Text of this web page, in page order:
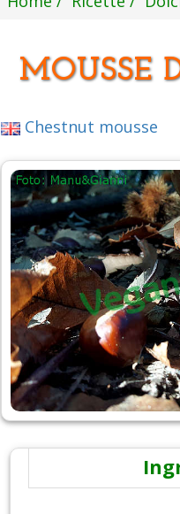
MOUSSE
Chestnut mousse